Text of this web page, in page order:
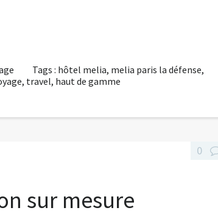
Tags : hôtel melia, melia paris la défense,
, travel, haut de gamme
sur mesure
0